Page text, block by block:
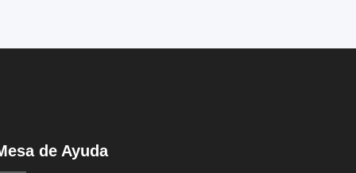
de Ayuda